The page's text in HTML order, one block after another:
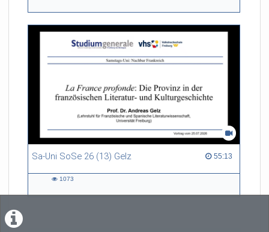
Sa-Uni SoSe 26 (13) Gelz 55:13
55:13 duration
1073